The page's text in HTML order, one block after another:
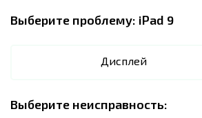
Выберите проблему: iPad 9
Дисплей
Выберите неисправность: